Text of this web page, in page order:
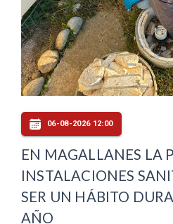
06-08-2026 12:00
EN MAGALLANES LA
INSTALACIONES
SER UN HÁBITO
AÑO